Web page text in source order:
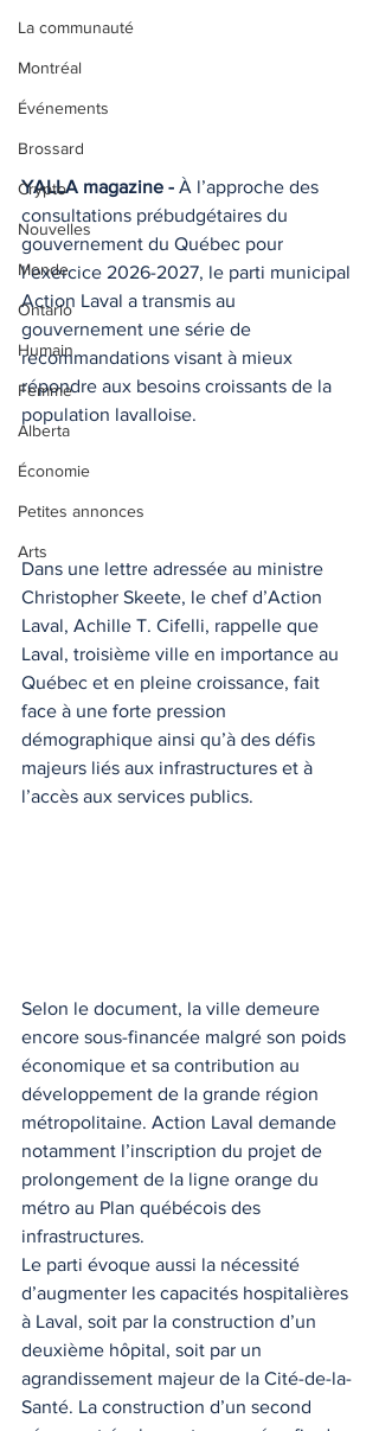
La communauté
Montréal
Événements
Brossard
Crypto
Nouvelles
Monde
Ontario
Humain
Femme
Alberta
Économie
Petites annonces
Arts
YALLA magazine - À l’approche des
consultations prébudgétaires du
gouvernement du Québec pour
l’exercice 2026-2027, le parti municipal
Action Laval a transmis au
gouvernement une série de
recommandations visant à mieux
répondre aux besoins croissants de la
population lavalloise.
Dans une lettre adressée au ministre
Christopher Skeete, le chef d’Action
Laval, Achille T. Cifelli, rappelle que
Laval, troisième ville en importance au
Québec et en pleine croissance, fait
face à une forte pression
démographique ainsi qu’à des défis
majeurs liés aux infrastructures et à
l’accès aux services publics.
Selon le document, la ville demeure
encore sous-financée malgré son poids
économique et sa contribution au
développement de la grande région
métropolitaine. Action Laval demande
notamment l’inscription du projet de
prolongement de la ligne orange du
métro au Plan québécois des
infrastructures.
Le parti évoque aussi la nécessité
d’augmenter les capacités hospitalières
à Laval, soit par la construction d’un
deuxième hôpital, soit par un
agrandissement majeur de la Cité-de-la-
Santé. La construction d’un second